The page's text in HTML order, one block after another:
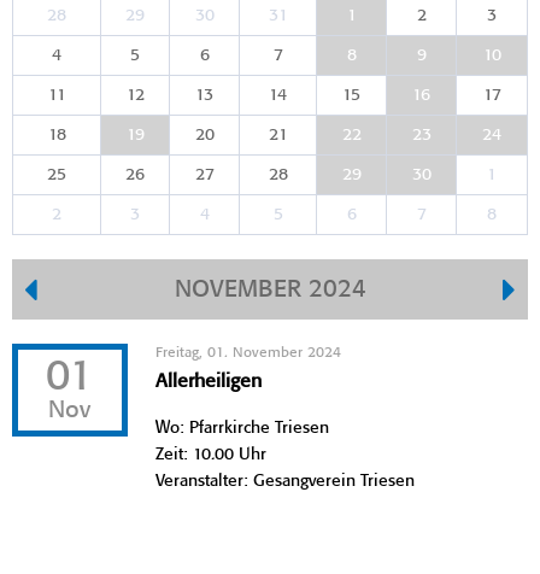
28 29 30 31 1 2 3
4 5 6 7 8 9 10
11 12 13 14 15 16 17
18 19 20 21 22 23 24
25 26 27 28 29 30 1
2 3 4 5 6 7 8
NOVEMBER 2024
01
Nov
Freitag, 01. November 2024
Allerheiligen
Wo: Pfarrkirche Triesen
Zeit: 10.00 Uhr
Veranstalter: Gesangverein Triesen